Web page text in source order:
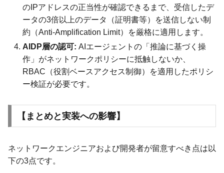
のIPアドレスの正当性が確認できるまで、受信したデ
ータの3倍以上のデータ（証明書等）を送信しない制
約（Anti-Amplification Limit）を厳格に適用します。
AIDP層の認可: AIエージェントの「推論に基づく操
作」がネットワークポリシーに抵触しないか、
RBAC（役割ベースアクセス制御）を適用したポリシ
ー検証が必要です。
【まとめと実装への影響】
ネットワークエンジニアおよび開発者が留意すべき点は以
下の3点です。